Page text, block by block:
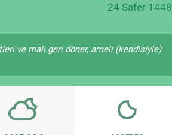
24 Safer 1448
ve malı geri döner, ameli (kendisiyle)